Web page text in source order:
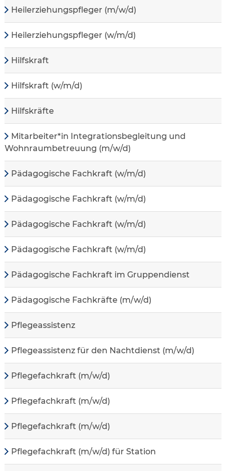
Heilerziehungspfleger (m/w/d)
Heilerziehungspfleger (w/m/d)
Hilfskraft
Hilfskraft (w/m/d)
Hilfskräfte
Mitarbeiter*in Integrationsbegleitung und
Wohnraumbetreuung (m/w/d)
Pädagogische Fachkraft (w/m/d)
Pädagogische Fachkraft (w/m/d)
Pädagogische Fachkraft (w/m/d)
Pädagogische Fachkraft (w/m/d)
Pädagogische Fachkraft im Gruppendienst
Pädagogische Fachkräfte (m/w/d)
Pflegeassistenz
Pflegeassistenz für den Nachtdienst (m/w/d)
Pflegefachkraft (m/w/d)
Pflegefachkraft (m/w/d)
Pflegefachkraft (m/w/d)
Pflegefachkraft (m/w/d) für Station